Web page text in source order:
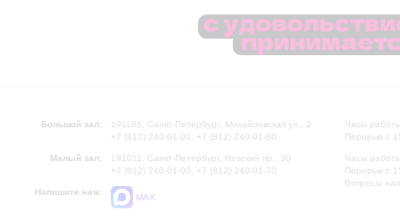
Большой зал:
191186, Санкт-Петербург, Михайловская ул., 2
+7 (812) 240-01-00, +7 (812) 240-01-80
Малый зал:
191011, Санкт-Петербург, Невский пр., 30
+7 (812) 240-01-00, +7 (812) 240-01-70
Напишите нам:
MAX
Часы
Перерыв с
Часы
Перерыв с
Вопросы